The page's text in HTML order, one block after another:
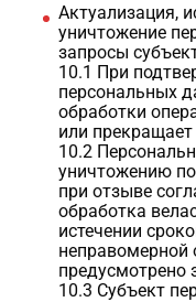
Актуализация,
уничтожение
запросы
10.1 При
персональных
обработки
или прекращает
10.2
уничтожению
при отзыве
обработка
истечении
неправомерной
предусмотрено
10.3 Субъект